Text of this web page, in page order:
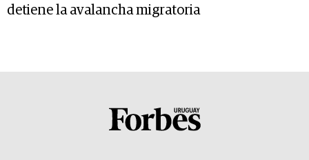
detiene la avalancha migratoria